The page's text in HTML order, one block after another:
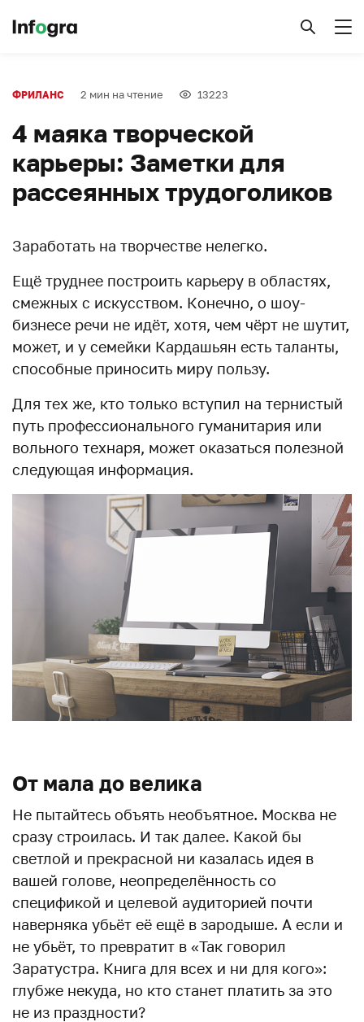
ФРИЛАНС 2 мин на чтение 13223
4 маяка творческой
карьеры: Заметки для
рассеянных трудоголиков
Заработать на творчестве нелегко.
Ещё труднее построить карьеру в областях,
смежных с искусством. Конечно, о шоу-
бизнесе речи не идёт, хотя, чем чёрт не шутит,
может, и у семейки Кардашьян есть таланты,
способные приносить миру пользу.
Для тех же, кто только вступил на тернистый
путь профессионального гуманитария или
вольного технаря, может оказаться полезной
следующая информация.
От мала до велика
Не пытайтесь объять необъятное. Москва не
сразу строилась. И так далее. Какой бы
светлой и прекрасной ни казалась идея в
вашей голове, неопределённость со
спецификой и целевой аудиторией почти
наверняка убьёт её ещё в зародыше. А если и
не убьёт, то превратит в «Так говорил
Заратустра. Книга для всех и ни для кого»:
глубже некуда, но кто станет платить за это
не из праздности?